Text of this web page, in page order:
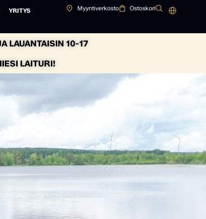
YRITYS
Myyntiverkosto Ostoskori
LAUANTAISIN 10-17
LAITURI!